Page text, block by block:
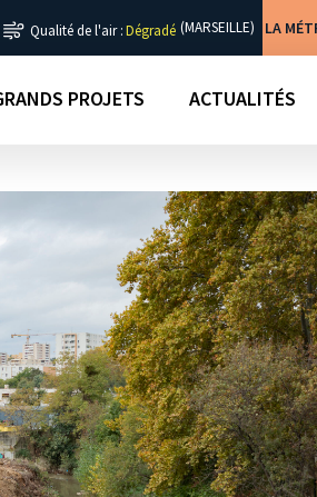
Qualité de l'air :Dégradé (MARSEILLE) LA
PROJETS ACTUALITÉS